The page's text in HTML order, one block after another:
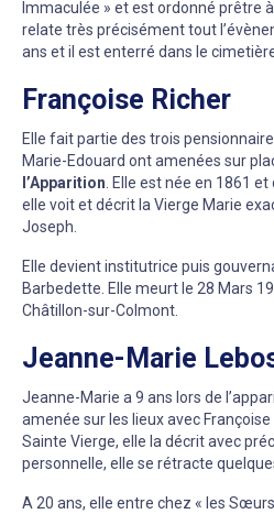
Immaculée » et est ordonné prêtre
relate très précisément tout
ans et il est enterré dans le
Françoise Richer
Elle fait partie des trois
Marie-Edouard ont amenées sur
l’Apparition. Elle est née en 1861 et
elle voit et décrit la Vierge Marie
Joseph.
Elle devient institutrice puis
Barbedette. Elle meurt le 28 Mars
Châtillon-sur-Colmont.
Jeanne-Marie
Jeanne-Marie a 9 ans lors de
amenée sur les lieux avec
Sainte Vierge, elle la décrit avec
personnelle, elle se rétracte
A 20 ans, elle entre chez « les